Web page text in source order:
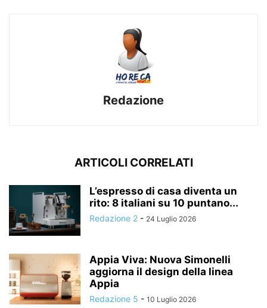
Redazione
ARTICOLI CORRELATI
L’espresso di casa diventa un
rito: 8 italiani su 10 puntano...
Redazione 2 - 24 Luglio 2026
Appia Viva: Nuova Simonelli
aggiorna il design della linea
Appia
Redazione 5 - 10 Luglio 2026